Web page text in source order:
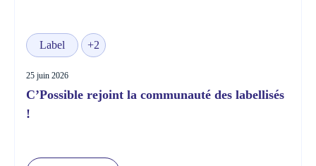
Label +2
25 juin 2026
C’Possible rejoint la communauté des labellisés
!